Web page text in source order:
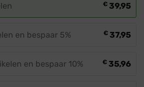
€ 39,95
en bespaar 5% € 37,95
en bespaar 10% € 35,96